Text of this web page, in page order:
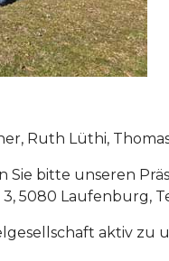
Ruth Lüthi,
bitte unseren
5080 Laufenburg,
aktiv